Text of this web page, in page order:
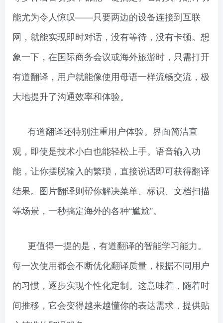
能尤为令人惊叹——只要两边的设备连接到互联
网，就能实现即时对话，没有等待，没有卡顿。想
象一下，在国际商务会议或海外旅游时，只需打开
有道翻译，用户就能像使用母语一样流畅交流，极
大地提升了沟通效率和体验。
有道翻译还特别注重用户体验。界面简洁直
观，即使是技术小白也能轻松上手。语音输入功
能，让你摆脱输入的繁琐，直接说话即可获得翻译
结果。图片翻译则帮你解决菜单、标识、文档扫描
等场景，一秒搞定海外的各种“尴尬”。
更值得一提的是，有道翻译的智能学习能力。
每一次使用都会不断优化翻译质量，根据不同用户
的习惯，逐步实现个性化定制。这意味着，随着时
间推移，它会变得越来越懂你的表达需求，提供贴